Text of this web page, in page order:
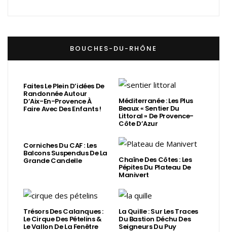
BOUCHES-DU-RHÔNE
Faites Le Plein D’idées De
Randonnée Autour
D’Aix-En-Provence À
Faire Avec Des Enfants !
Méditerranée : Les Plus
Beaux « Sentier Du
Littoral » De Provence-
Côte D’Azur
Corniches Du CAF : Les
Balcons Suspendus De La
Grande Candelle Chaîne Des Côtes : Les
Pépites Du Plateau De
Manivert
Trésors Des Calanques :
Le Cirque Des Pételins &
Le Vallon De La Fenêtre
La Quille : Sur Les Traces
Du Bastion Déchu Des
Seigneurs Du Puy